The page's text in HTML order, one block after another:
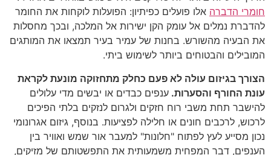
חומרי הדברה אלו פועלים כפיתיון: הפועלות לוקחות את החומר
להדברת נמלים אל עומק הקן ישירות אל המלכה, ובכך מחסלות
את הבעיה מהשורש. בחנות של עמיר בעיר תמצאו את המותגים
המובילים והבטוחים ביותר לשימוש ביתי.
הצורך בגיזום עולה לא פעם כחלק מתחזוקה מונעת לקראת
עונת החורף והסערות. ענפים כבדים או יבשים מדי עלולים
להישבר תחת משבי רוח חזקים ולגרום לנזקים בלתי הפיכים
לרכוש, לרכבים חונים או חלילה לפציעות. בנוסף, גיזום אגרונומי
נכון מסייע לעץ לפתוח "חלונות" למעבר אור שמש ואוויר בין
הענפים, דבר המפחית משמעותית את התפשטותם של מזיקים,